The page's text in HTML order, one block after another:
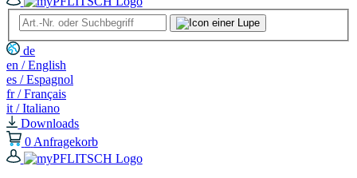
de
en / English
es / Espagnol
fr / Français
it / Italiano
Downloads
0 Anfragekorb